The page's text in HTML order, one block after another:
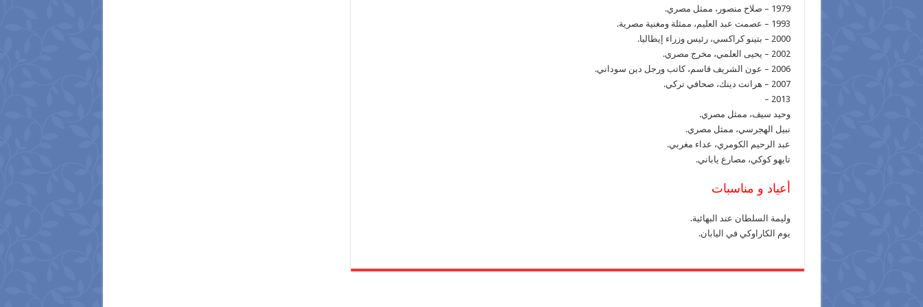
1979 – صلاح منصور، ممثل مصري.
1993 – عصمت عبد العليم، ممثلة ومغنية مصرية.
2000 – بتينو كراكسي، رئيس وزراء إيطاليا.
2002 – يحيى العلمي، مخرج مصري.
2006 – عون الشريف قاسم، كاتب ورجل دين سوداني.
2007 – هرانت دينك، صحافي تركي.
2013 –
وحيد سيف، ممثل مصري.
نبيل الهجرسي، ممثل مصري.
عبد الرحيم الكومري، عداء مغربي.
تايهو كوكي، مصارع ياباني.
أعياد و مناسبات
وليمة السلطان عند البهائية.
يوم الكاراوكي في اليابان.